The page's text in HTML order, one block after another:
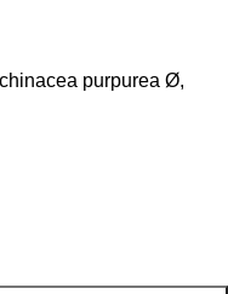
purpurea Ø,